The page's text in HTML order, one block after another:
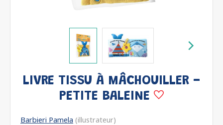
LIVRE TISSU À MÂCHOUILLER -
PETITE BALEINE
Barbieri Pamela (illustrateur)